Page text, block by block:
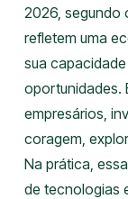
2026, segundo
refletem uma
sua
oportunidades.
empresários,
coragem,
Na prática,
de tecnologias